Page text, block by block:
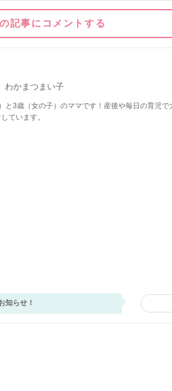
記事にコメントする
わかまつまい子
と3歳（女の子）のママです！産後や毎日の育児で
ています。
知らせ！